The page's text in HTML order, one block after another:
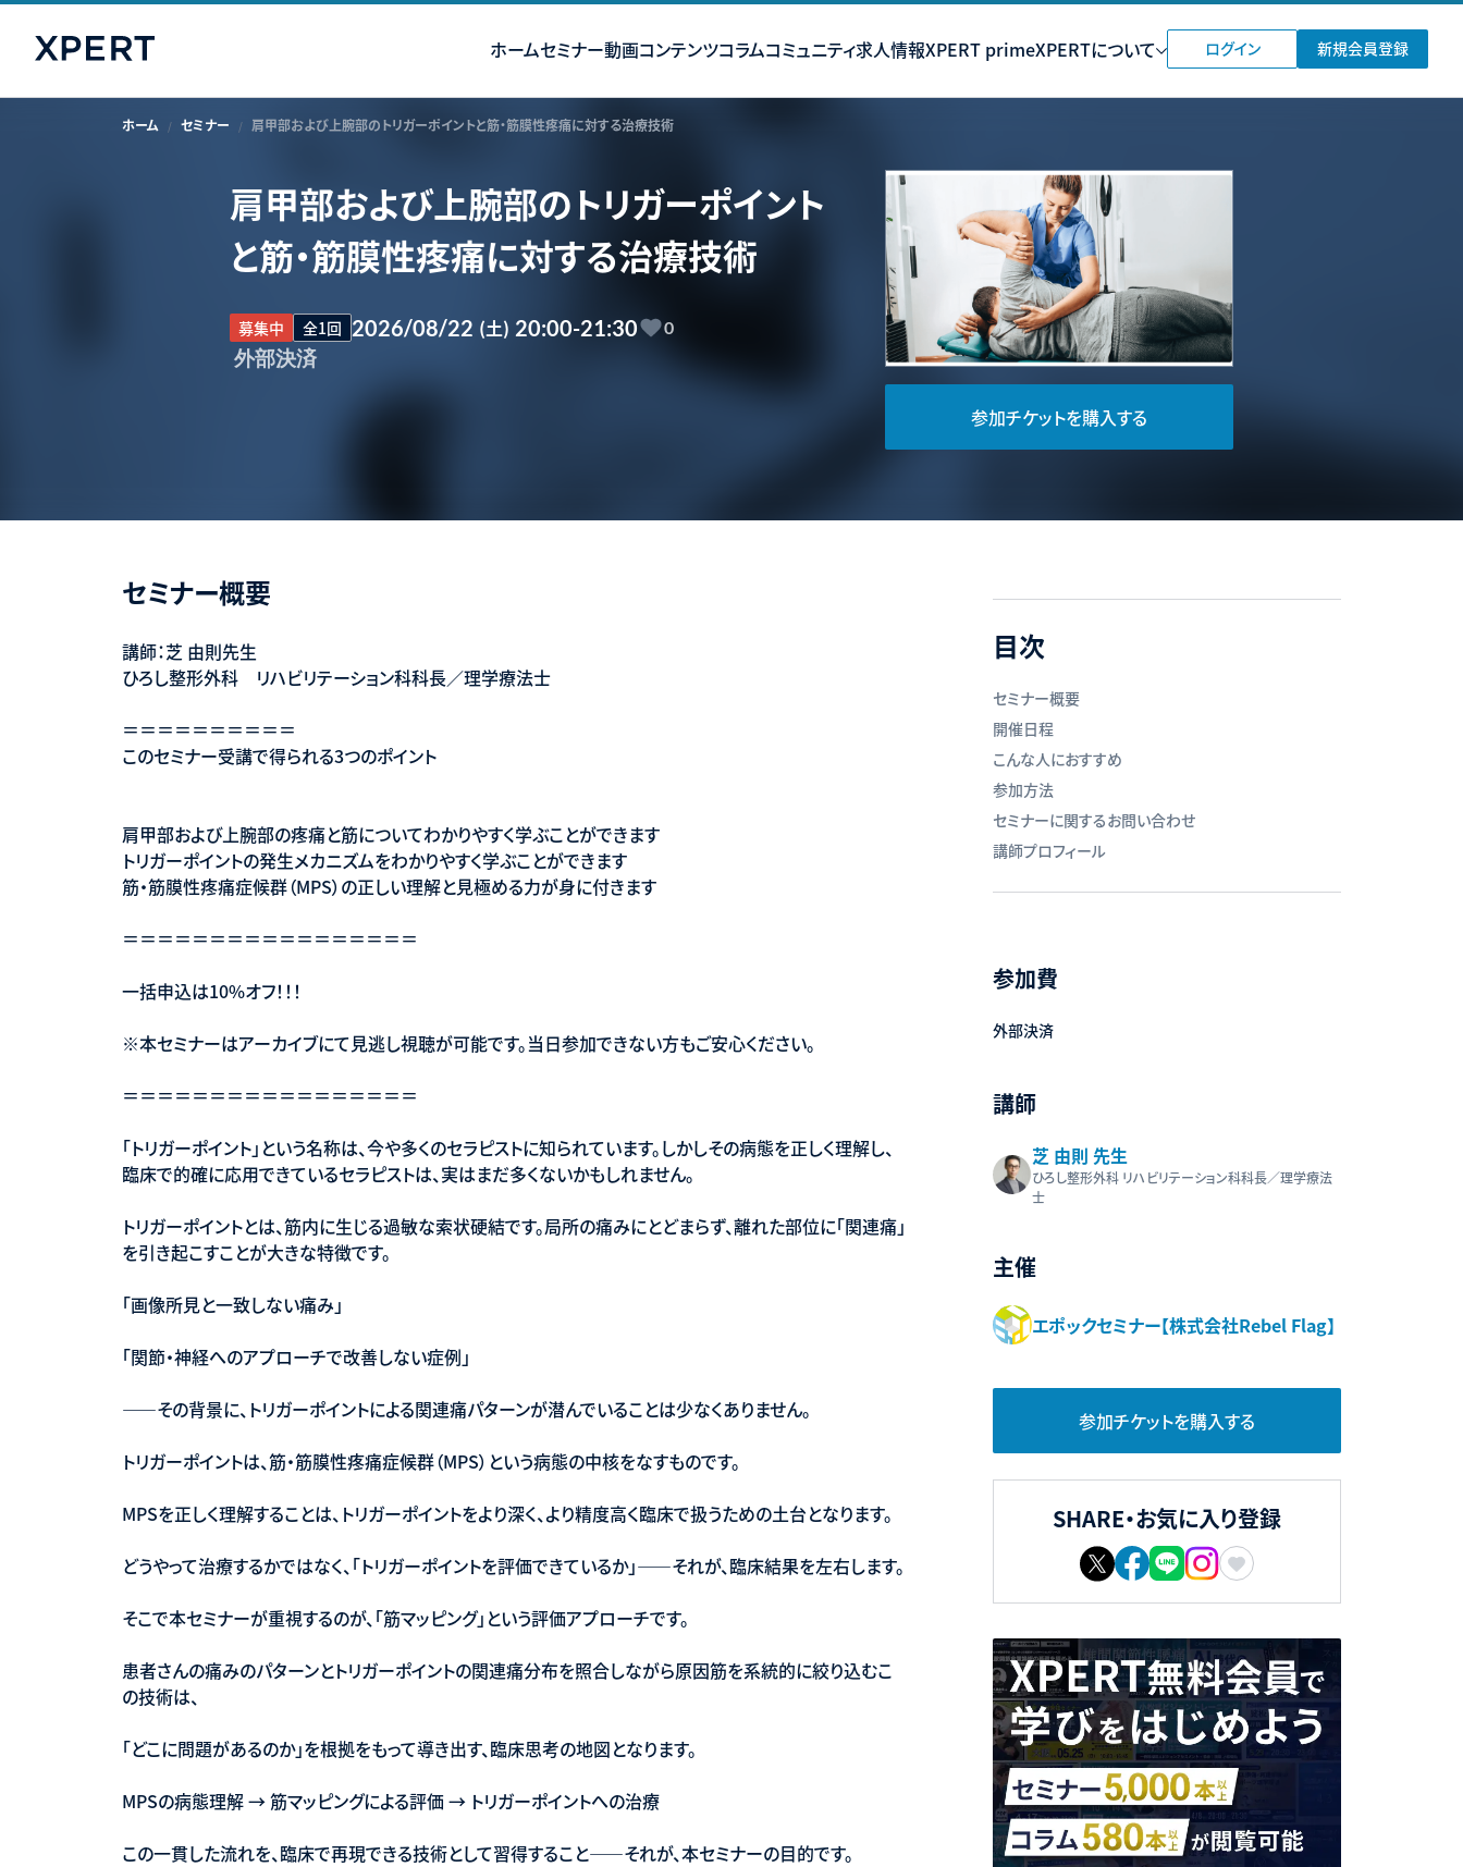
ホームセミナー動画コンテンツコラムコミュニティ求人情報XPERT primeXPERTについて ログイン 新規会員登録
ホーム セミナー 肩甲部および上腕部のトリガーポイントと筋・筋膜性疼痛に対する治療技術
肩甲部および上腕部のトリガーポイント
と筋・筋膜性疼痛に対する治療技術
募集中 全1回 2026/08/22 (土) 20:00-21:30 0
外部決済
参加チケットを購入する
目次
セミナー概要
開催日程
こんな人におすすめ
参加方法
セミナーに関するお問い合わせ
講師プロフィール
参加費
外部決済
講師
芝 由則 先生
ひろし整形外科 リハビリテーション科科長／理学療法
士
主催
エポックセミナー【株式会社Rebel Flag】
参加チケットを購入する
SHARE・お気に入り登録
セミナー概要
講師：芝 由則先生
ひろし整形外科 リハビリテーション科科長／理学療法士
＝＝＝＝＝＝＝＝＝＝
このセミナー受講で得られる3つのポイント
肩甲部および上腕部の疼痛と筋についてわかりやすく学ぶことができます
トリガーポイントの発生メカニズムをわかりやすく学ぶことができます
筋・筋膜性疼痛症候群（MPS）の正しい理解と見極める力が身に付きます
＝＝＝＝＝＝＝＝＝＝＝＝＝＝＝＝＝
一括申込は10%オフ！！！
※本セミナーはアーカイブにて見逃し視聴が可能です。当日参加できない方もご安心ください。
＝＝＝＝＝＝＝＝＝＝＝＝＝＝＝＝＝
「トリガーポイント」という名称は、今や多くのセラピストに知られています。しかしその病態を正しく理解し、
臨床で的確に応用できているセラピストは、実はまだ多くないかもしれません。
トリガーポイントとは、筋内に生じる過敏な索状硬結です。局所の痛みにとどまらず、離れた部位に「関連痛」
を引き起こすことが大きな特徴です。
「画像所見と一致しない痛み」
「関節・神経へのアプローチで改善しない症例」
——その背景に、トリガーポイントによる関連痛パターンが潜んでいることは少なくありません。
トリガーポイントは、筋・筋膜性疼痛症候群（MPS）という病態の中核をなすものです。
MPSを正しく理解することは、トリガーポイントをより深く、より精度高く臨床で扱うための土台となります。
どうやって治療するかではなく、「トリガーポイントを評価できているか」——それが、臨床結果を左右します。
そこで本セミナーが重視するのが、「筋マッピング」という評価アプローチです。
患者さんの痛みのパターンとトリガーポイントの関連痛分布を照合しながら原因筋を系統的に絞り込むこ
の技術は、
「どこに問題があるのか」を根拠をもって導き出す、臨床思考の地図となります。
MPSの病態理解 → 筋マッピングによる評価 → トリガーポイントへの治療
この一貫した流れを、臨床で再現できる技術として習得すること——それが、本セミナーの目的です。